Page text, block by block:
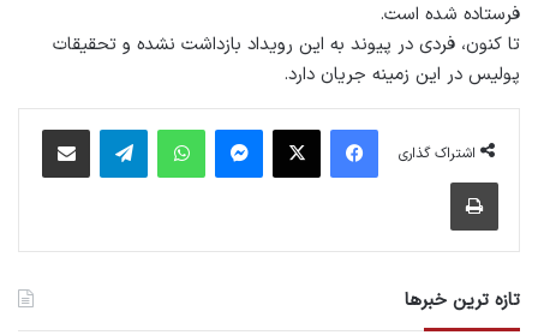
فرستاده شده است.
تا کنون، فردی در پیوند به این رویداد بازداشت نشده و تحقیقات
پولیس در این زمینه جریان دارد.
اشتراک گذاری
فیس بوک پیام رسان واتس آپ
تازه ترین خبرها